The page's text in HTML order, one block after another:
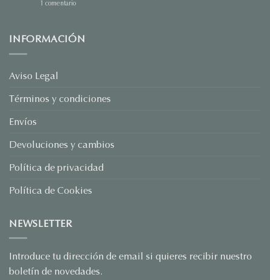
1 comentarioen
Valentín
con
por
INFORMACIÓN
Aviso Legal
Términos y condiciones
Envíos
Devoluciones y cambios
Política de privacidad
Política de Cookies
NEWSLETTER
Introduce tu dirección de email si quieres recibir nuestro
boletín de novedades.